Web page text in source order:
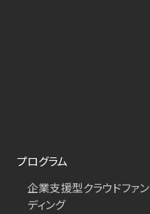
プログラム
企業支援型クラウドファン
ディング